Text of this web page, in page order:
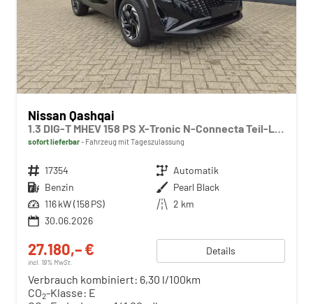
Nissan Qashqai
1.3 DIG-T MHEV 158 PS X-Tronic N-Connecta Teil-Leder PanoGlasdach Klimaautomatik Sitzheizung Lenkradheizung Navi ACC PDC v+h 360°Kamera DAB Bluetooth Touchscreen Apple CarPlay Android Auto 18"LM
sofort lieferbar Fahrzeug mit Tageszulassung
Fahrzeugnr. 17354 Getriebe Automatik
Kraftstoff Benzin Außenfarbe Pearl Black
Leistung 116 kW (158 PS) Kilometerstand 2 km
30.06.2026
27.180,– €
incl. 19% MwSt.
Details
Verbrauch kombiniert: 6,30 l/100km
CO2-Klasse: E